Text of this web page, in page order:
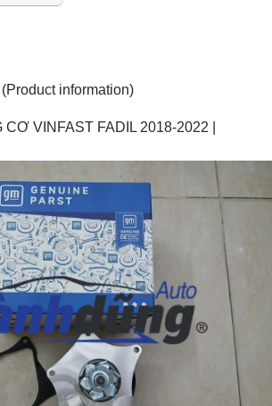
information)
VINFAST FADIL 2018-2022 |